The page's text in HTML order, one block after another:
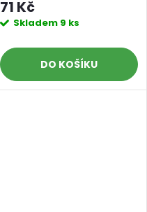
71 Kč
Skladem 9 ks
DO KOŠÍKU